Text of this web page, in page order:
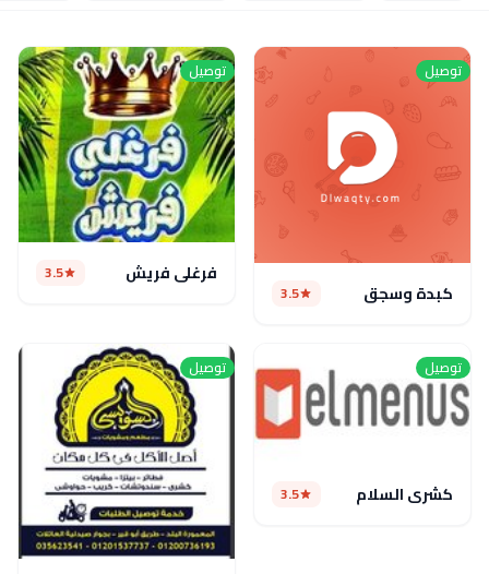
توصيل
كبدة وسجق 3.5
توصيل
فرغلى فريش 3.5
توصيل
كشرى السلام 3.5
توصيل